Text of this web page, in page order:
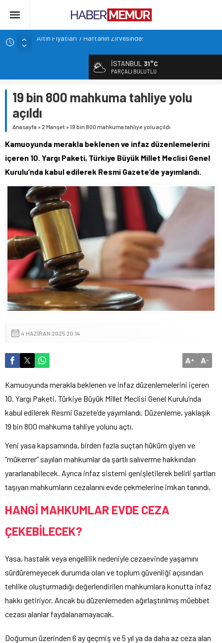
Altın Fiyatları 7 Haftanın Zirvesinde!
TOKİ 51 ilde 540 konut ve iş yerini açık arttırma usulü satışa
İçişleri Bakanlığı, Görevde Yükselme ve Unvan Değişikliği
Yazılı Sınavları’nın tarihlerini duyurdu.
Emniyet’ten yeni alım müjdesi: Kontenjan dağılımı açıklandı
Tuncay Cengiz: Market fişi maaş bordrosunu çoktan geçti
İSTANBUL 31°C
PARÇALI BULUTLU
19 bin 800 mahkuma tahliye yolu
açıldı
Anasayfa » 2 Manşet »19 bin 800 mahkuma tahliye yolu açıldı
Kamuoyunda merakla beklenen ve infaz düzenlemelerini
içeren 10. Yargı Paketi, Türkiye Büyük Millet Meclisi Genel
Kurulu’nda kabul edilerek Resmi Gazete’de yayımlandı.
4 HAZIRAN 2025 20:14
A+ A-
Kamuoyunda merakla beklenen ve infaz düzenlemelerini içeren
10. Yargı Paketi, Türkiye Büyük Millet Meclisi Genel Kurulu’nda
kabul edilerek Resmi Gazete’de yayımlandı. Düzenleme, yaklaşık
19 bin 800 mahkuma tahliye yolunu açtı.
Yeni yasa kapsamında, birden fazla suçtan hüküm giyen ve
“mükerrer” sayılan mahkumlar da şartlı salıverme hakkından
yararlanabilecek. Ayrıca infaz sistemi genişletilerek belirli şartları
taşıyan mahkumların cezalarını evde çekmelerine imkan tanındı.
HANGİ MAHKUMLAR EVDE CEZA
ÇEKEBİLECEK?
Yasa, hastalık veya engellilik nedeniyle cezaevinde yaşamını
sürdüremeyecek durumda olan ve toplum güvenliği açısından
tehlike oluşturmadığı değerlendirilen mahkumlara konutta infaz
hakkı getiriyor. Ancak bu düzenlemeden ağırlaştırılmış müebbet
cezası alanlar faydalanamayacak.
Doğumun üzerinden 6 ay geçmiş ve 5 yıl ya da daha az ceza alan